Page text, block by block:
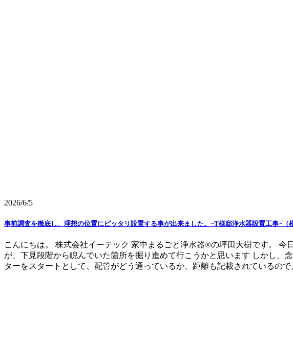
2026/6/5
事前調査を徹底し、理想の位置にピッタリ設置する事が出来ました。~T様邸浄水器設置工事~（
こんにちは。 株式会社イーテック 家中まるごと浄水器®の坪田大樹です。
が、下見段階から睨んでいた箇所を掘り進めて行こうかと思います しかし
ターをスタートとして、配管がどう通っているか、距離も記載されているの